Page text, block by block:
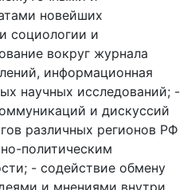
новейших
социологии и
вокруг журнала
информационная
научных исследований; -
и дискуссий
различных регионов РФ
политическим
- содействие обмену